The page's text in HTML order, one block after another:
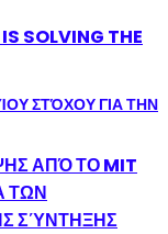
SOLVING THE
ΑΠΌ ΤΟ MIT
ΤΩΝ
ΣΎΝΤΗΞΗΣ